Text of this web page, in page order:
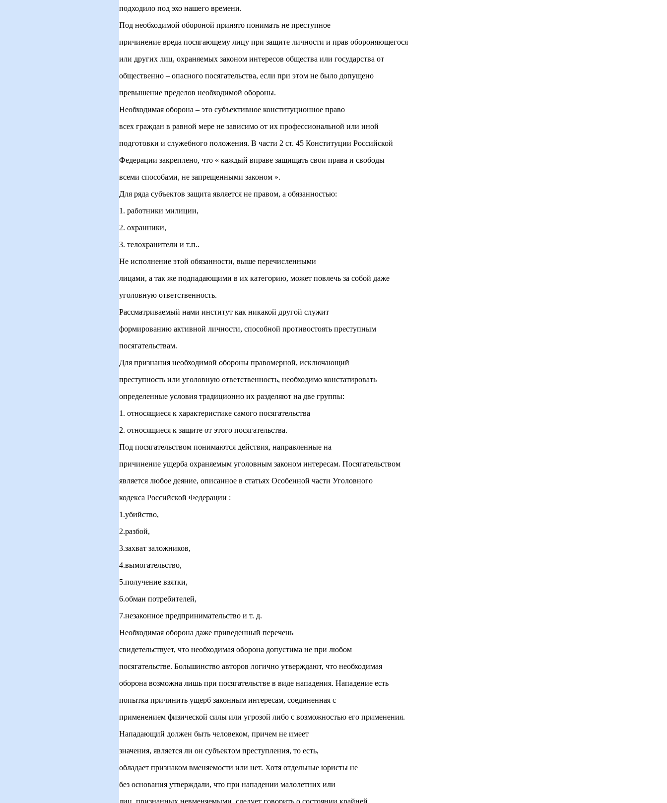
подходило под эхо нашего времени.
Под необходимой обороной принято понимать не преступное
причинение вреда посягающему лицу при защите личности и прав обороняющегося
или других лиц, охраняемых законом интересов общества или государства от
общественно – опасного посягательства, если при этом не было допущено
превышение пределов необходимой обороны.
Необходимая оборона – это субъективное конституционное право
всех граждан в равной мере не зависимо от их профессиональной или иной
подготовки и служебного положения. В части 2 ст. 45 Конституции Российской
Федерации закреплено, что « каждый вправе защищать свои права и свободы
всеми способами, не запрещенными законом ».
Для ряда субъектов защита является не правом, а обязанностью:
1. работники милиции,
2. охранники,
3. телохранители и т.п..
Не исполнение этой обязанности, выше перечисленными
лицами, а так же подпадающими в их категорию, может повлечь за собой даже
уголовную ответственность.
Рассматриваемый нами институт как никакой другой служит
формированию активной личности, способной противостоять преступным
посягательствам.
Для признания необходимой обороны правомерной, исключающий
преступность или уголовную ответственность, необходимо констатировать
определенные условия традиционно их разделяют на две группы:
1. относящиеся к характеристике самого посягательства
2. относящиеся к защите от этого посягательства.
Под посягательством понимаются действия, направленные на
причинение ущерба охраняемым уголовным законом интересам. Посягательством
является любое деяние, описанное в статьях Особенной части Уголовного
кодекса Российской Федерации :
1.убийство,
2.разбой,
3.захват заложников,
4.вымогательство,
5.получение взятки,
6.обман потребителей,
7.незаконное предпринимательство и т. д.
Необходимая оборона даже приведенный перечень
свидетельствует, что необходимая оборона допустима не при любом
посягательстве. Большинство авторов логично утверждают, что необходимая
оборона возможна лишь при посягательстве в виде нападения. Нападение есть
попытка причинить ущерб законным интересам, соединенная с
применением физической силы или угрозой либо с возможностью его применения.
Нападающий должен быть человеком, причем не имеет
значения, является ли он субъектом преступления, то есть,
обладает признаком вменяемости или нет. Хотя отдельные юристы не
без основания утверждали, что при нападении малолетних или
лиц, признанных невменяемыми, следует говорить о состоянии крайней